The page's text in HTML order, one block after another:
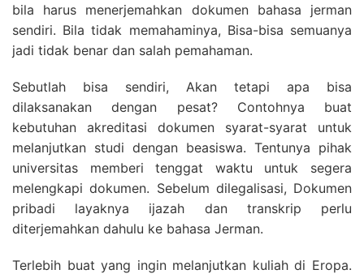
bila harus menerjemahkan dokumen bahasa jerman
sendiri. Bila tidak memahaminya, Bisa-bisa semuanya
jadi tidak benar dan salah pemahaman.
Sebutlah bisa sendiri, Akan tetapi apa bisa
dilaksanakan dengan pesat? Contohnya buat
kebutuhan akreditasi dokumen syarat-syarat untuk
melanjutkan studi dengan beasiswa. Tentunya pihak
universitas memberi tenggat waktu untuk segera
melengkapi dokumen. Sebelum dilegalisasi, Dokumen
pribadi layaknya ijazah dan transkrip perlu
diterjemahkan dahulu ke bahasa Jerman.
Terlebih buat yang ingin melanjutkan kuliah di Eropa.